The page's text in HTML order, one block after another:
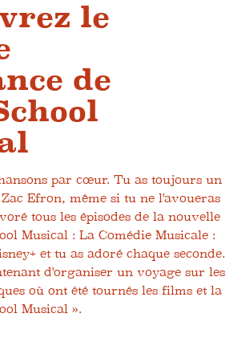
le
de
par cœur. Tu as toujours un
Efron, même si tu ne l'avoueras
tous les épisodes de la nouvelle
Musical : La Comédie Musicale :
et tu as adoré chaque seconde.
d'organiser un voyage sur les
où ont été tournés les films et la
Musical ».